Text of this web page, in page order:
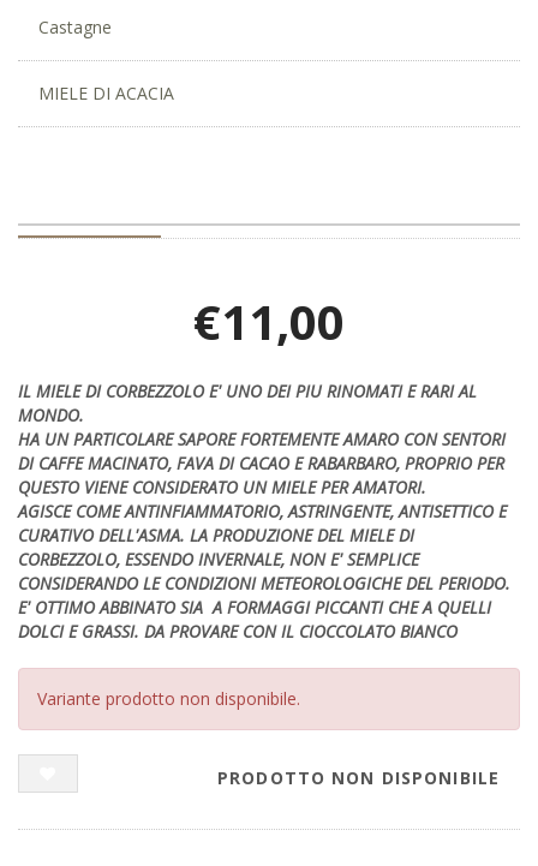
Castagne
MIELE DI ACACIA
€11,00
IL MIELE DI CORBEZZOLO E' UNO DEI PIU RINOMATI E RARI AL
MONDO.
HA UN PARTICOLARE SAPORE FORTEMENTE AMARO CON SENTORI
DI CAFFE MACINATO, FAVA DI CACAO E RABARBARO, PROPRIO PER
QUESTO VIENE CONSIDERATO UN MIELE PER AMATORI.
AGISCE COME ANTINFIAMMATORIO, ASTRINGENTE, ANTISETTICO E
CURATIVO DELL'ASMA. LA PRODUZIONE DEL MIELE DI
CORBEZZOLO, ESSENDO INVERNALE, NON E' SEMPLICE
CONSIDERANDO LE CONDIZIONI METEOROLOGICHE DEL PERIODO.
E' OTTIMO ABBINATO SIA A FORMAGGI PICCANTI CHE A QUELLI
DOLCI E GRASSI. DA PROVARE CON IL CIOCCOLATO BIANCO
Variante prodotto non disponibile.
PRODOTTO NON DISPONIBILE